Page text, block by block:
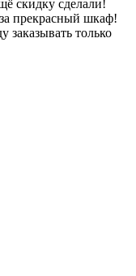
скидку сделали!
за прекрасный шкаф!
заказывать только